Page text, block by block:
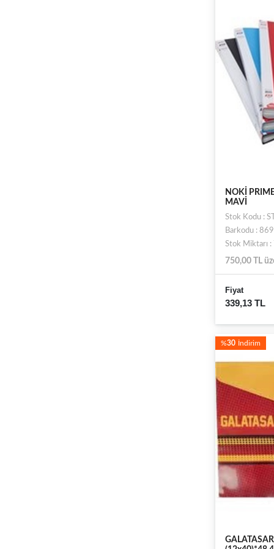
NOKİ
MAVİ
Stok Kodu :
Barkodu :
Stok Miktarı :
750,00 TL
Fiyat
339,13 TL
%30 İndirim